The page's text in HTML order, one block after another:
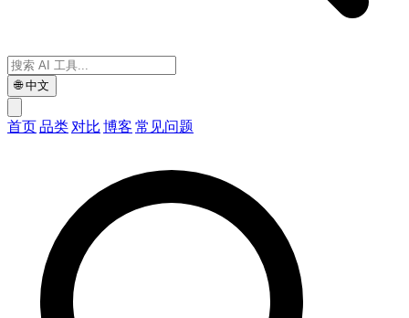
🌐中文
首页品类对比 博客 常见问题